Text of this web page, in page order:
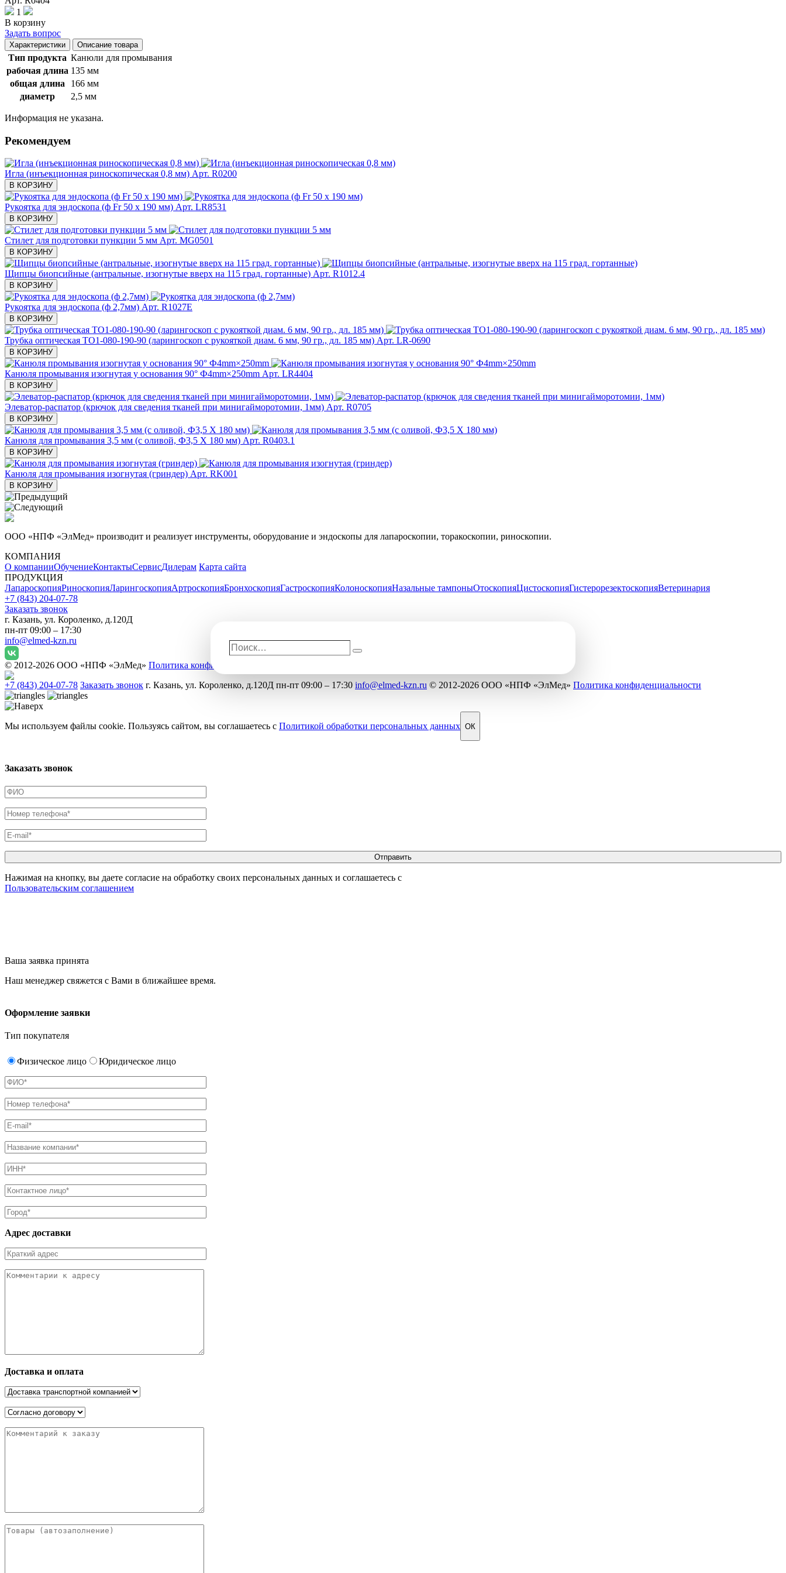
1
В корзину
Задать вопрос
Характеристики Описание товара
Тип продукта Канюли для промывания
рабочая длина 135 мм
общая длина
166 мм
диаметр
2,5 мм
Информация не указана.
Рекомендуем
Игла (инъекционная риноскопическая 0,8 мм) Арт. R0200
В КОРЗИНУ
Рукоятка для эндоскопа (ф Fr 50 х 190 мм) Арт. LR8531
В КОРЗИНУ
Стилет для подготовки пункции 5 мм Арт. MG0501
В КОРЗИНУ
Щипцы биопсийные (антральные, изогнутые вверх на 115 град. гортанные) Арт. R1012.4
В КОРЗИНУ
Рукоятка для эндоскопа (ф 2,7мм) Арт. R1027Е
В КОРЗИНУ
Трубка оптическая ТО1-080-190-90 (ларингоскоп с рукояткой диам. 6 мм, 90 гр., дл. 185 мм) Арт. LR-0690
В КОРЗИНУ
Канюля промывания изогнутая у основания 90° Ф4mm×250mm Арт. LR4404
В КОРЗИНУ
Элеватор-распатор (крючок для сведения тканей при минигайморотомии, 1мм) Арт. R0705
В КОРЗИНУ
Канюля для промывания 3,5 мм (с оливой, Ф3,5 X 180 мм) Арт. R0403.1
В КОРЗИНУ
Канюля для промывания изогнутая (гриндер) Арт. RK001
В КОРЗИНУ
ООО «НПФ «ЭлМед» производит и реализует инструменты, оборудование и эндоскопы для лапароскопии, торакоскопии, риноскопии.
КОМПАНИЯ
О компанииОбучениеКонтактыСервисДилерам Карта сайта
ПРОДУКЦИЯ
ЛапароскопияРиноскопияЛарингоскопияАртроскопияБронхоскопияГастроскопияКолоноскопияНазальные тампоныОтоскопияЦистоскопияГистерорезектоскопияВетеринария
+7 (843) 204-07-78
Заказать звонок
г. Казань, ул. Короленко, д.120Д
пн-пт 09:00 – 17:30
info@elmed-kzn.ru
© 2012-2026 ООО «НПФ «ЭлМед» Политика конфиденциальности
+7 (843) 204-07-78 Заказать звонок г. Казань, ул. Короленко, д.120Д пн-пт 09:00 – 17:30 info@elmed-kzn.ru © 2012-2026 ООО «НПФ «ЭлМед» Политика конфиденциальности
Мы используем файлы cookie. Пользуясь сайтом, вы соглашаетесь с Политикой обработки персональных данных ОК
Заказать звонок
Нажимая на кнопку, вы даете согласие на обработку своих персональных данных и соглашаетесь с
Пользовательским соглашением
Ваша заявка принята
Наш менеджер свяжется с Вами в ближайшее время.
Оформление заявки
Тип покупателя
Физическое лицо Юридическое лицо
Адрес доставки
Доставка и оплата
Поиск…
Поиск